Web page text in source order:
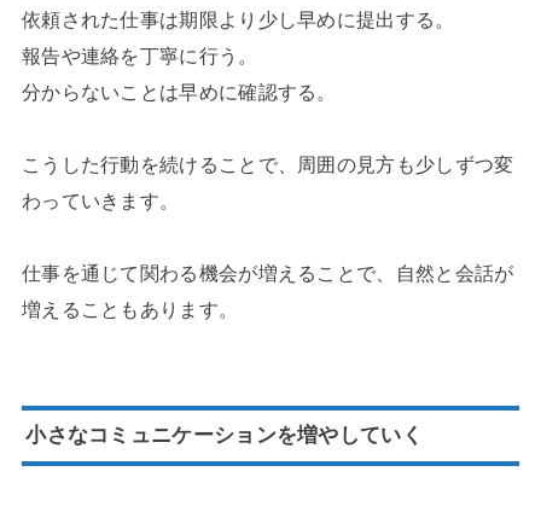
依頼された仕事は期限より少し早めに提出する。
報告や連絡を丁寧に行う。
分からないことは早めに確認する。
こうした行動を続けることで、周囲の見方も少しずつ変
わっていきます。
仕事を通じて関わる機会が増えることで、自然と会話が
増えることもあります。
小さなコミュニケーションを増やしていく